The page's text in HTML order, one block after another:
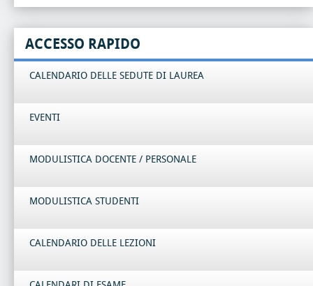
ACCESSO RAPIDO
CALENDARIO DELLE SEDUTE DI LAUREA
EVENTI
MODULISTICA DOCENTE / PERSONALE
MODULISTICA STUDENTI
CALENDARIO DELLE LEZIONI